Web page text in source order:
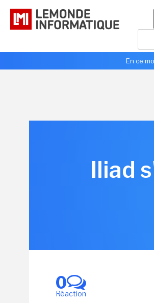
En ce
Iliad
0
Réaction